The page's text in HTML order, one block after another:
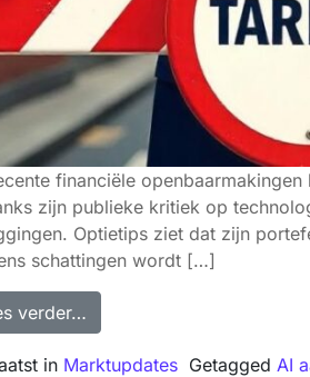
financiële
zijn publieke kritiek op
Optietips ziet dat zijn
schattingen wordt […]
verder…
in Marktupdates Getagged AI